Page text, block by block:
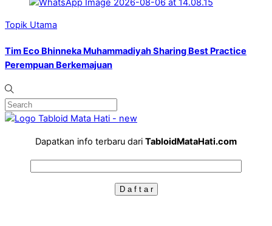
Topik Utama
Tim Eco Bhinneka Muhammadiyah Sharing Best Practice
Perempuan Berkemajuan
Dapatkan info terbaru dari TabloidMataHati.com